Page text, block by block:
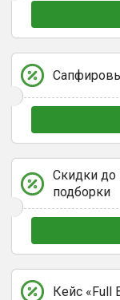
Скидки до
подборки
Кейс «Full